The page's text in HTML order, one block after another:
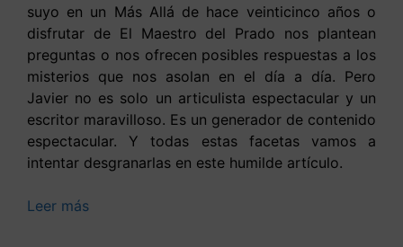
suyo en un Más Allá de hace veinticinco años o
disfrutar de El Maestro del Prado nos plantean
preguntas o nos ofrecen posibles respuestas a los
misterios que nos asolan en el día a día. Pero
Javier no es solo un articulista espectacular y un
escritor maravilloso. Es un generador de contenido
espectacular. Y todas estas facetas vamos a
intentar desgranarlas en este humilde artículo.
Leer más